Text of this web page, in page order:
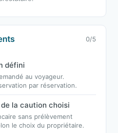
0/5
défini
au voyageur.
par réservation.
la caution choisi
sans prélèvement
le choix du propriétaire.